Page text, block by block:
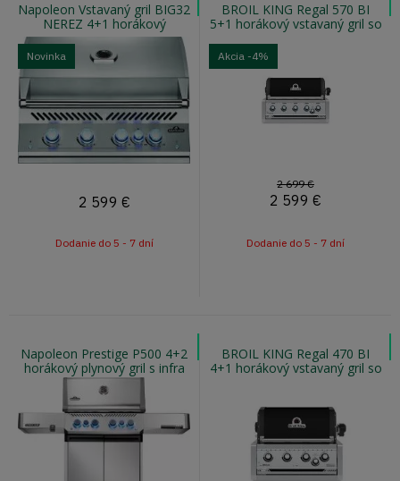
Napoleon Vstavaný gril BIG32
NEREZ 4+1 horákový
vstavaný gril so zadným
horákom
Novinka
2 599 €
Dodanie do 5 - 7 dní
BROIL KING Regal 570 BI
5+1 horákový vstavaný gril so
zadným horákom a otočným
Akcia -4%
2 699 €
2 599 €
Dodanie do 5 - 7 dní
Napoleon Prestige P500 4+2
horákový plynový gril s infra
horákom
BROIL KING Regal 470 BI
4+1 horákový vstavaný gril so
zadným horákom a otočným